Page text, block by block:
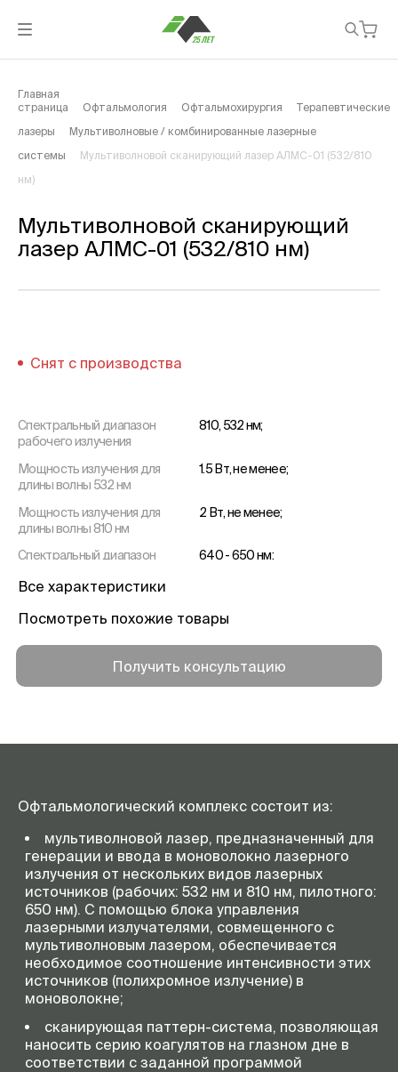
Главная
страница
Офтальмология Офтальмохирургия Терапевтические
лазеры Мультиволновые / комбинированные лазерные
системы Мультиволновой сканирующий лазер АЛМС-01 (532/810
нм)
Мультиволновой сканирующий
лазер АЛМС-01 (532/810 нм)
Снят с производства
Спектральный диапазон
рабочего излучения
810, 532 нм;
Мощность излучения для
длины волны 532 нм
1.5 Вт, не менее;
Мощность излучения для
длины волны 810 нм
2 Вт, не менее;
Спектральный диапазон
640 - 650 нм;
Мощность излучения
маркера
Диаметр пятна в фокальной
0.06 – 0.5 мм;
Длительность одиночного
0.05 – 0.7 сек;
при автоповторе
Все характеристики
Посмотреть похожие товары
Получить консультацию
Офтальмологический комплекс состоит из:
мультиволновой лазер, предназначенный для
генерации и ввода в моноволокно лазерного
излучения от нескольких видов лазерных
источников (рабочих: 532 нм и 810 нм, пилотного:
650 нм). С помощью блока управления
лазерными излучателями, совмещенного с
мультиволновым лазером, обеспечивается
необходимое соотношение интенсивности этих
источников (полихромное излучение) в
моноволокне;
сканирующая паттерн-система, позволяющая
наносить серию коагулятов на глазном дне в
соответствии с заданной программой